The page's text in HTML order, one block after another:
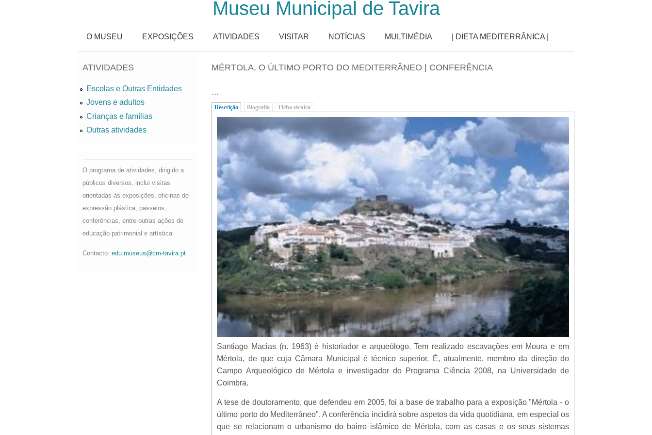
Museu Municipal de Tavira
O MUSEU EXPOSIÇÕES ATIVIDADES VISITAR NOTÍCIAS MULTIMÉDIA | DIETA MEDITERRÂNICA |
MÉRTOLA, O ÚLTIMO PORTO DO MEDITERRÂNEO | CONFERÊNCIA
...
Descrição (separador ativo)
Biografia Ficha técnica
Santiago Macias (n. 1963) é historiador e arqueólogo. Tem realizado escavações em Moura e em
Mértola, de que cuja Câmara Municipal é técnico superior. É, atualmente, membro da direção do
Campo Arqueológico de Mértola e investigador do Programa Ciência 2008, na Universidade de
Coimbra.
A tese de doutoramento, que defendeu em 2005, foi a base de trabalho para a exposição "Mértola - o
último porto do Mediterrâneo". A conferência incidirá sobre aspetos da vida quotidiana, em especial os
que se relacionam o urbanismo do bairro islâmico de Mértola, com as casas e os seus sistemas
ATIVIDADES
Escolas e Outras Entidades
Jovens e adultos
Crianças e famílias
Outras atividades
O programa de atividades, dirigido a
públicos diversos, inclui visitas
orientadas às exposições, oficinas de
expressão plástica, passeios,
conferências, entre outras ações de
educação patrimonial e artística.
Contacto: edu.museus@cm-tavira.pt